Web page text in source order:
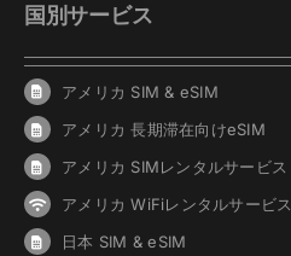
国別サービス
アメリカ SIM & eSIM
アメリカ 長期滞在向けeSIM
アメリカ SIMレンタルサービス
アメリカ WiFiレンタルサービス
日本 SIM & eSIM